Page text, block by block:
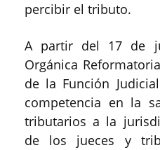
percibir el tributo.
A partir del 17 de
Orgánica
de la Función
competencia en la
tributarios a la
de los jueces y